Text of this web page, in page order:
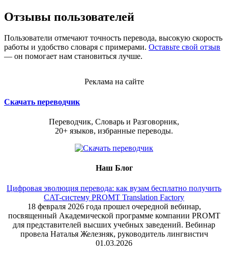
Отзывы пользователей
Пользователи отмечают точность перевода, высокую скорость
работы и удобство словаря с примерами. Оставьте свой отзыв
— он помогает нам становиться лучше.
Реклама на сайте
Скачать переводчик
Переводчик, Словарь и Разговорник,
20+ языков, избранные переводы.
Наш Блог
Цифровая эволюция перевода: как вузам бесплатно получить
CAT-систему PROMT Translation Factory
18 февраля 2026 года прошел очередной вебинар,
посвященный Академической программе компании PROMT
для представителей высших учебных заведений. Вебинар
провела Наталья Железняк, руководитель лингвистич
01.03.2026